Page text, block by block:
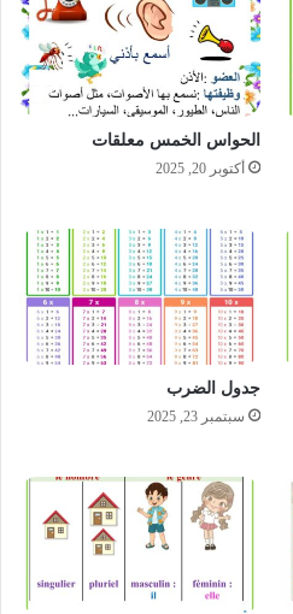
الحواس الخمس معلقات
أكتوبر 20, 2025
جدول الضرب
سبتمبر 23, 2025